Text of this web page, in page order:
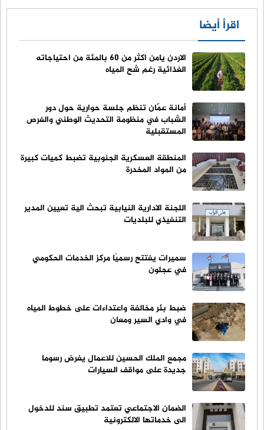
اقرأ أيضا
الاردن يامن اكثر من 60 بالمئة من احتياجاته
الغذائية رغم شح المياه
أمانة عمّان تنظم جلسة حوارية حول دور
الشباب في منظومة التحديث الوطني والفرص
المستقبلية
المنطقة العسكرية الجنوبية تضبط كميات كبيرة
من المواد المخدرة
اللجنة الادارية النيابية تبحث الية تعيين المدير
التنفيذي للبلديات
سميرات يفتتح رسميًا مركز الخدمات الحكومي
في عجلون
ضبط بئر مخالفة واعتداءات على خطوط المياه
في وادي السير ومعان
مجمع الملك الحسين للاعمال يفرض رسوما
جديدة على مواقف السيارات
الضمان الاجتماعي تعتمد تطبيق سند للدخول
الى خدماتها الالكترونية